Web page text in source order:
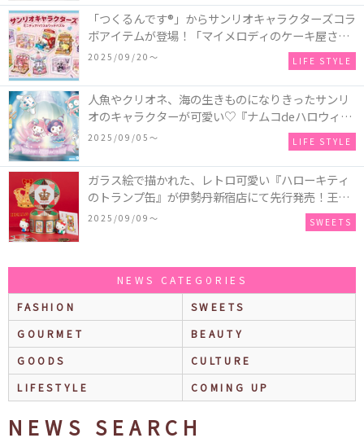
「つくるんです®」からサンリオキャラクターズコラ
ボアイテムが登場！「マイメロディのケーキ屋さ
ん」などミニチュアハウス8種類と、「シナモロール
のメリーゴーランド」などオルゴールで動く仕掛け
付きのウッドパズル2種類♪
2025/09/20〜 LIFE STYLE
人魚やクリオネ、海の生きものになりきったサンリ
オのキャラクターが可愛い♡『ナムコdeハロウィン
2025～マーメイドファンタジー～』全国のアミュー
ズメント施設「ナムコ」「ナムコオンラインクレー
ン」で開催！
2025/09/05〜 LIFE STYLE
ガラス絵で描かれた、レトロ可愛い『ハローキティ
のトランプ缶』が伊勢丹新宿店にて先行発売！王冠
キティのフィギュア、キティトランプのステッカー
2025/09/09〜 SWEETS
NEWS CATEGORIES
FASHION
SWEETS
GOURMET
BEAUTY
GOODS
CULTURE
LIFESTYLE
COMING UP
NEWS SEARCH